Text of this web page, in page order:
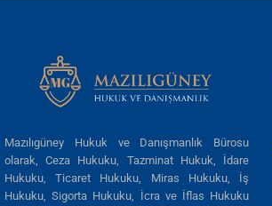
Mazılıgüney Hukuk ve Danışmanlık Bürosu
olarak, Ceza Hukuku, Tazminat Hukuk, İdare
Hukuku, Ticaret Hukuku, Miras Hukuku, İş
Hukuku, Sigorta Hukuku, İcra ve İflas Hukuku